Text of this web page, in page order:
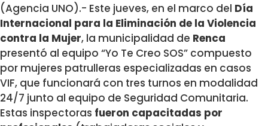
(Agencia UNO).- Este jueves, en el marco del Día
Internacional para la Eliminación de la Violencia
contra la Mujer, la municipalidad de Renca
presentó al equipo “Yo Te Creo SOS” compuesto
por mujeres patrulleras especializadas en casos
VIF, que funcionará con tres turnos en modalidad
24/7 junto al equipo de Seguridad Comunitaria.
Estas inspectoras fueron capacitadas por